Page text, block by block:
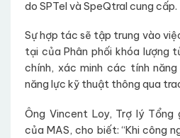
do SPTel và SpeQtral cung cấp.
Sự hợp tác sẽ tập trung vào
tại của Phân phối khóa lượng
chính, xác minh các tính
năng lực kỹ thuật thông qua
Ông Vincent Loy, Trợ lý Tổng
của MAS, cho biết: “Khi công